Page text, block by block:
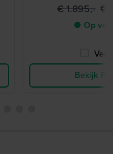
€ 1.895,- €
● Op
Bekijk